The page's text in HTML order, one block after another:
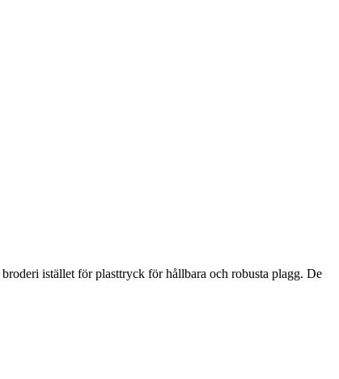
istället för plasttryck för hållbara och robusta plagg. De